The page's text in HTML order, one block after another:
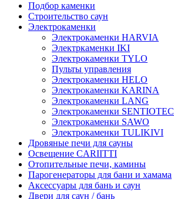
Подбор каменки
Строительство саун
Электрокаменки
Электрокаменки HARVIA
Электркаменки IKI
Электрокаменки TYLO
Пульты управления
Электрокаменки HELO
Электрокаменки KARINA
Электрокаменки LANG
Электрокаменки SENTIOTEC
Электрокаменки SAWO
Электрокаменки TULIKIVI
Дровяные печи для сауны
Освещение CARIITTI
Отопительные печи, камины
Парогенераторы для бани и хамама
Аксессуары для бань и саун
Двери для саун / бань